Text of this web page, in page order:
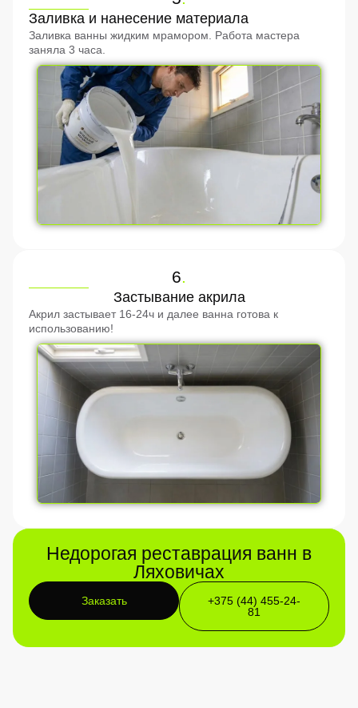
Заливка и нанесение материала
Заливка ванны жидким мрамором. Работа мастера
заняла 3 часа.
6.
Застывание акрила
Акрил застывает 16-24ч и далее ванна готова к
использованию!
Недорогая реставрация ванн в
Ляховичах
Заказать
+375 (44) 455-24-
81